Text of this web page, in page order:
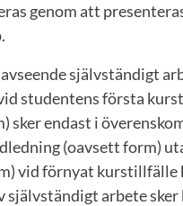
genom att
självständigt
studentens första
sker endast i
(oavsett form)
vid förnyat kurstillfälle
självständigt arbete